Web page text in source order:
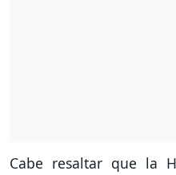
Cabe resaltar que la